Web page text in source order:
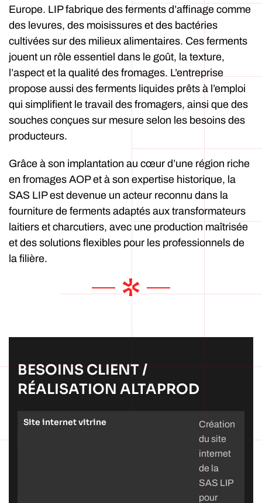
Europe. LIP fabrique des ferments d’affinage comme
des levures, des moisissures et des bactéries
cultivées sur des milieux alimentaires. Ces ferments
jouent un rôle essentiel dans le goût, la texture,
l’aspect et la qualité des fromages. L’entreprise
propose aussi des ferments liquides prêts à l’emploi
qui simplifient le travail des fromagers, ainsi que des
souches conçues sur mesure selon les besoins des
producteurs.
Grâce à son implantation au cœur d’une région riche
en fromages AOP et à son expertise historique, la
SAS LIP est devenue un acteur reconnu dans la
fourniture de ferments adaptés aux transformateurs
laitiers et charcutiers, avec une production maîtrisée
et des solutions flexibles pour les professionnels de
la filière.
BESOINS CLIENT /
RÉALISATION ALTAPROD
Site internet vitrine
Création
du site
internet
de la
SAS LIP
pour